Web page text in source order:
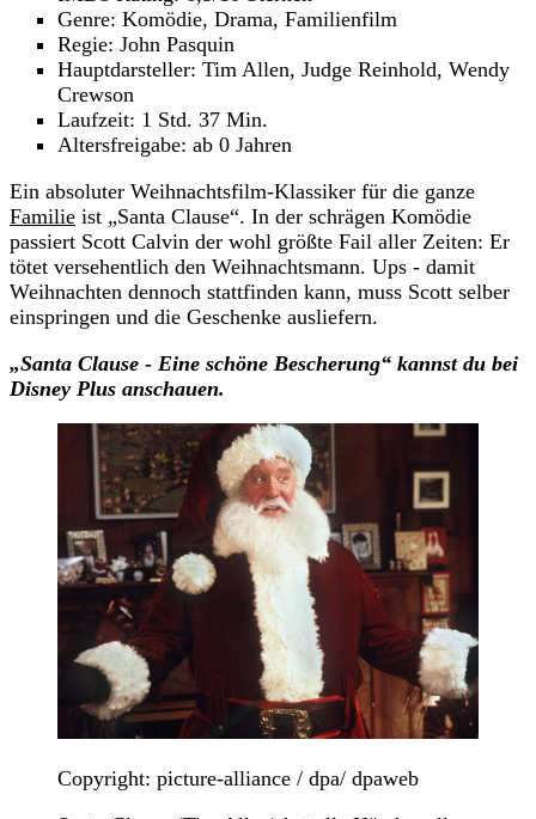
Genre: Komödie, Drama, Familienfilm
Regie: John Pasquin
Hauptdarsteller: Tim Allen, Judge Reinhold, Wendy
Crewson
Laufzeit: 1 Std. 37 Min.
Altersfreigabe: ab 0 Jahren
Ein absoluter Weihnachtsfilm-Klassiker für die ganze
Familie ist „Santa Clause“. In der schrägen Komödie
passiert Scott Calvin der wohl größte Fail aller Zeiten: Er
tötet versehentlich den Weihnachtsmann. Ups - damit
Weihnachten dennoch stattfinden kann, muss Scott selber
einspringen und die Geschenke ausliefern.
„Santa Clause - Eine schöne Bescherung“ kannst du bei
Disney Plus anschauen.
Copyright: picture-alliance / dpa/ dpaweb